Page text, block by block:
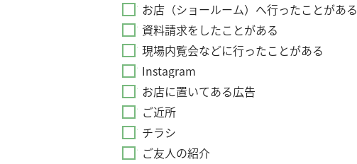
お店（ショールーム）へ行ったことがある
資料請求をしたことがある
現場内覧会などに行ったことがある
Instagram
お店に置いてある広告
ご近所
チラシ
ご友人の紹介